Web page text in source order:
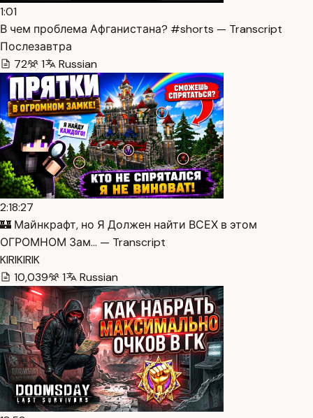
1:01
В чем проблема Афганистана? #shorts — Transcript
Послезавтра
72
1 Russian
2:18:27
🏰 Майнкрафт, но Я Должен найти ВСЕХ в этом
ОГРОМНОМ Зам… — Transcript
KIRIKIRIK
10,039
1 Russian